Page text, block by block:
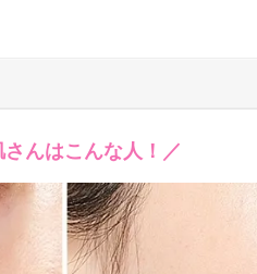
さんはこんな人！／